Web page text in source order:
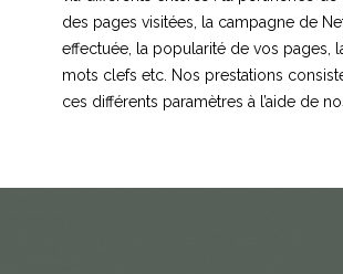
des pages visitées, la campagne de
effectuée, la popularité de vos pages,
mots clefs etc. Nos prestations
ces différents paramètres à l’aide de